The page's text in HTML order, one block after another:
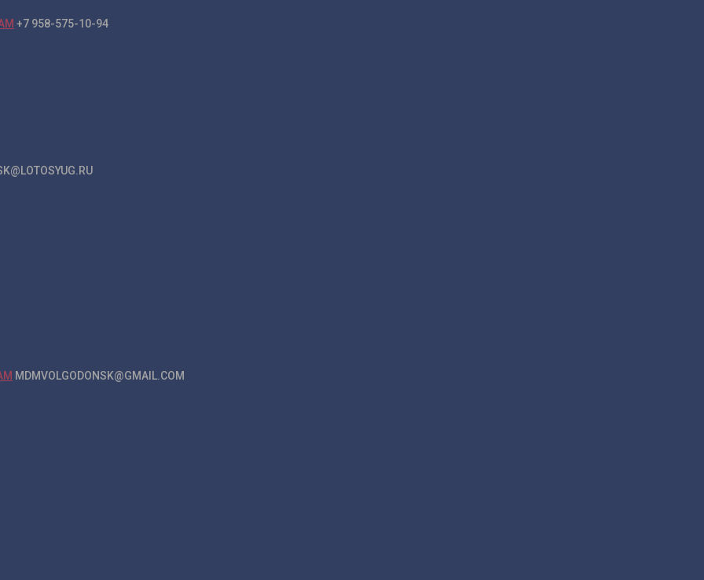
+7 958-575-10-94
MDMVOLGODONSK@GMAIL.COM